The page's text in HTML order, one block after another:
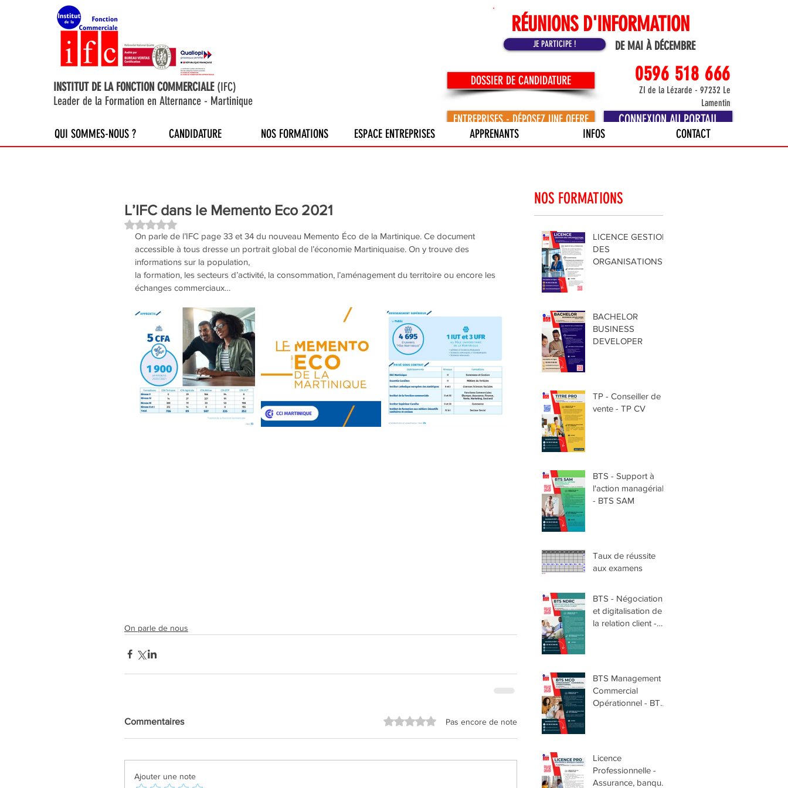
INSTITUT DE LA FONCTION COMMERCIALE(IFC)
Leader de la Formation en Alternance - Martinique
RÉUNIONS D'INFORMATION
DE MAI À DÉCEMBRE
JE PARTICIPE !
DOSSIER DE CANDIDATURE
ZI de la Lézarde - 97232 Le
Lamentin
0596 518 666
ENTREPRISES - DÉPOSEZ UNE OFFRE CONNEXION AU PORTAIL
QUI SOMMES-NOUS ? CANDIDATURE NOS FORMATIONS ESPACE ENTREPRISES APPRENANTS INFOS CONTACT
L’IFC dans le Memento Eco 2021
Noté NaN étoiles sur 5.
On parle de l’IFC page 33 et 34 du nouveau Memento Éco de la Martinique. Ce document
accessible à tous dresse un portrait global de l’économie Martiniquaise. On y trouve des
informations sur la population,
la formation, les secteurs d’activité, la consommation, l’aménagement du territoire ou encore les
échanges commerciaux…
On parle de nous
Commentaires Noté 0 étoile sur 5.Pas encore de note
Ajouter une note
NOS FORMATIONS
LICENCE GESTION
DES
ORGANISATIONS
BACHELOR
BUSINESS
DEVELOPER
TP - Conseiller de
vente - TP CV
BTS - Support à
l'action managériale
- BTS SAM
Taux de réussite
aux examens
BTS - Négociation
et digitalisation de
la relation client -
BTS Management
Commercial
Opérationnel - BTS
Licence
Professionnelle -
Assurance, banque,